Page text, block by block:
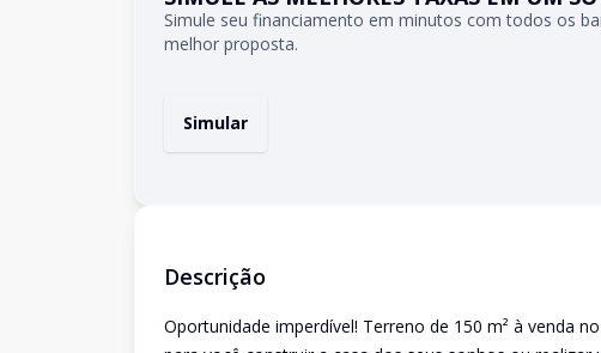
Simule seu financiamento em minutos com todos os
melhor proposta.
Simular
Descrição
Oportunidade imperdível! Terreno de 150 m² à venda